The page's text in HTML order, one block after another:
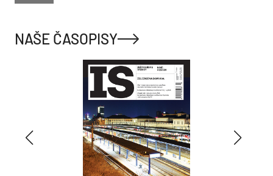
NAŠE ČASOPISY